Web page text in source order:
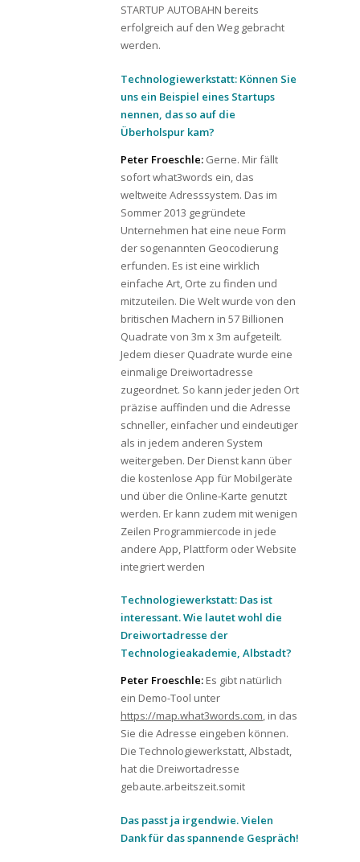
STARTUP AUTOBAHN bereits
erfolgreich auf den Weg gebracht
werden.
Technologiewerkstatt: Können Sie
uns ein Beispiel eines Startups
nennen, das so auf die
Überholspur kam?
Peter Froeschle: Gerne. Mir fällt
sofort what3words ein, das
weltweite Adresssystem. Das im
Sommer 2013 gegründete
Unternehmen hat eine neue Form
der sogenannten Geocodierung
erfunden. Es ist eine wirklich
einfache Art, Orte zu finden und
mitzuteilen. Die Welt wurde von den
britischen Machern in 57 Billionen
Quadrate von 3m x 3m aufgeteilt.
Jedem dieser Quadrate wurde eine
einmalige Dreiwortadresse
zugeordnet. So kann jeder jeden Ort
präzise auffinden und die Adresse
schneller, einfacher und eindeutiger
als in jedem anderen System
weitergeben. Der Dienst kann über
die kostenlose App für Mobilgeräte
und über die Online-Karte genutzt
werden. Er kann zudem mit wenigen
Zeilen Programmiercode in jede
andere App, Plattform oder Website
integriert werden
Technologiewerkstatt: Das ist
interessant. Wie lautet wohl die
Dreiwortadresse der
Technologieakademie, Albstadt?
Peter Froeschle: Es gibt natürlich
ein Demo-Tool unter
https://map.what3words.com, in das
Sie die Adresse eingeben können.
Die Technologiewerkstatt, Albstadt,
hat die Dreiwortadresse
gebaute.arbeitszeit.somit
Das passt ja irgendwie. Vielen
Dank für das spannende Gespräch!